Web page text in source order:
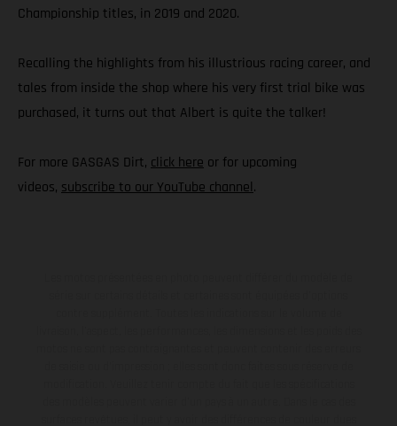
Championship titles, in 2019 and 2020.
Recalling the highlights from his illustrious racing career, and
tales from inside the shop where his very first trial bike was
purchased, it turns out that Albert is quite the talker!
For more GASGAS Dirt, click here or for upcoming
videos, subscribe to our YouTube channel.